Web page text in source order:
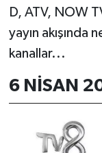
D, ATV, NOW
yayın akışında
kanallar...
6 NİSAN